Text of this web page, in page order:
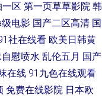
区 第一页草草影院 韩
级电影 国产二区高清 国
社在线看 欧美日韩黄
慰喷水 乱伦五月 国产
在线 91九色在线观看
免费在线影院 日本欧